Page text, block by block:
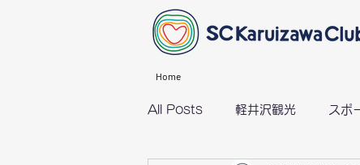
All Posts 軽井沢観光 スポ
Home